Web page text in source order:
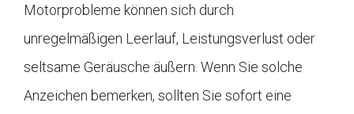
Motorprobleme können sich durch
unregelmäßigen Leerlauf, Leistungsverlust oder
seltsame Geräusche äußern. Wenn Sie solche
Anzeichen bemerken, sollten Sie sofort eine